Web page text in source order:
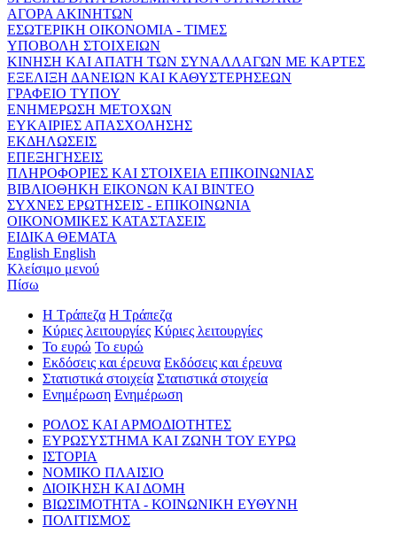
ΑΓΟΡΑ ΑΚΙΝΗΤΩΝ
ΕΣΩΤΕΡΙΚΗ ΟΙΚΟΝΟΜΙΑ - ΤΙΜΕΣ
ΥΠΟΒΟΛΗ ΣΤΟΙΧΕΙΩΝ
ΚΙΝΗΣΗ ΚΑΙ ΑΠΑΤΗ ΤΩΝ ΣΥΝΑΛΛΑΓΩΝ ΜΕ ΚΑΡΤΕΣ
ΕΞΕΛΙΞΗ ΔΑΝΕΙΩΝ ΚΑΙ ΚΑΘΥΣΤΕΡΗΣΕΩΝ
ΓΡΑΦΕΙΟ ΤΥΠΟΥ
ΕΝΗΜΕΡΩΣΗ ΜΕΤΟΧΩΝ
ΕΥΚΑΙΡΙΕΣ ΑΠΑΣΧΟΛΗΣΗΣ
ΕΚΔΗΛΩΣΕΙΣ
ΕΠΕΞΗΓΗΣΕΙΣ
ΠΛΗΡΟΦΟΡΙΕΣ ΚΑΙ ΣΤΟΙΧΕΙΑ ΕΠΙΚΟΙΝΩΝΙΑΣ
ΒΙΒΛΙΟΘΗΚΗ ΕΙΚΟΝΩΝ ΚΑΙ ΒΙΝΤΕΟ
ΣΥΧΝΕΣ ΕΡΩΤΗΣΕΙΣ - ΕΠΙΚΟΙΝΩΝΙΑ
ΟΙΚΟΝΟΜΙΚΕΣ ΚΑΤΑΣΤΑΣΕΙΣ
ΕΙΔΙΚΑ ΘΕΜΑΤΑ
English English
Κλείσιμο μενού
Πίσω
Η Τράπεζα Η Τράπεζα
Κύριες λειτουργίες Κύριες λειτουργίες
Το ευρώ Το ευρώ
Εκδόσεις και έρευνα Εκδόσεις και έρευνα
Στατιστικά στοιχεία Στατιστικά στοιχεία
Ενημέρωση Ενημέρωση
ΡΟΛΟΣ ΚΑΙ ΑΡΜΟΔΙΟΤΗΤΕΣ
ΕΥΡΩΣΥΣΤΗΜΑ ΚΑΙ ΖΩΝΗ ΤΟΥ ΕΥΡΩ
ΙΣΤΟΡΙΑ
ΝΟΜΙΚΟ ΠΛΑΙΣΙΟ
ΔΙΟΙΚΗΣΗ ΚΑΙ ΔΟΜΗ
ΒΙΩΣΙΜΟΤΗΤΑ - ΚΟΙΝΩΝΙΚΗ ΕΥΘΥΝΗ
ΠΟΛΙΤΙΣΜΟΣ